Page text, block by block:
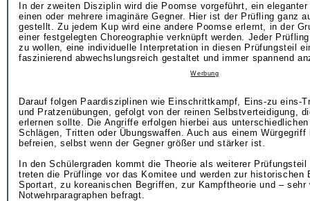
In der zweiten Disziplin wird die Poomse vorgeführt, ein
einen oder mehrere imaginäre Gegner. Hier ist der Prüfling ganz
gestellt. Zu jedem Kup wird eine andere Poomse erlernt, in der
einer festgelegten Choreographie verknüpft werden. Jeder
zu wollen, eine individuelle Interpretation in diesen Prüfungsteil
faszinierend abwechslungsreich gestaltet und immer spannend
Werbung
Darauf folgen Paardisziplinen wie Einschrittkampf, Eins-zu eins-
und Pratzenübungen, gefolgt von der reinen Selbstverteidigung,
erlernen sollte. Die Angriffe erfolgen hierbei aus
Schlägen, Tritten oder Übungswaffen. Auch aus einem Würgegriff
befreien, selbst wenn der Gegner größer und stärker ist.
In den Schülergraden kommt die Theorie als weiterer
treten die Prüflinge vor das Komitee und werden zur historischen
Sportart, zu koreanischen Begriffen, zur Kampftheorie und – sehr
Notwehrparagraphen befragt.